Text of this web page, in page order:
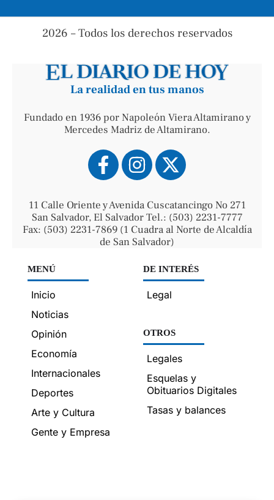
2026 – Todos los derechos reservados
La realidad en tus manos
Fundado en 1936 por Napoleón Viera Altamirano y
Mercedes Madriz de Altamirano.
11 Calle Oriente y Avenida Cuscatancingo No 271
San Salvador, El Salvador Tel.: (503) 2231-7777
Fax: (503) 2231-7869 (1 Cuadra al Norte de Alcaldía
de San Salvador)
MENÚ
Inicio
Noticias
Opinión
Economía
Internacionales
Deportes
Arte y Cultura
Gente y Empresa
DE INTERÉS
Legal
OTROS
Legales
Esquelas y
Obituarios Digitales
Tasas y balances